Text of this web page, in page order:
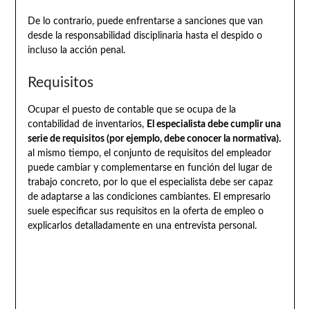
De lo contrario, puede enfrentarse a sanciones que van
desde la responsabilidad disciplinaria hasta el despido o
incluso la acción penal.
Requisitos
Ocupar el puesto de contable que se ocupa de la
contabilidad de inventarios, El especialista debe cumplir una
serie de requisitos (por ejemplo, debe conocer la normativa).
al mismo tiempo, el conjunto de requisitos del empleador
puede cambiar y complementarse en función del lugar de
trabajo concreto, por lo que el especialista debe ser capaz
de adaptarse a las condiciones cambiantes. El empresario
suele especificar sus requisitos en la oferta de empleo o
explicarlos detalladamente en una entrevista personal.